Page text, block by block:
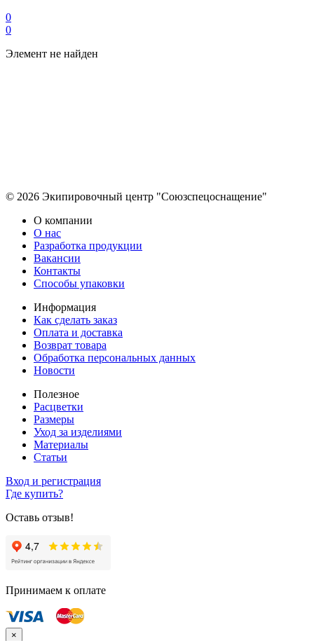
0
0
Элемент не найден
© 2026 Экипировочный центр "Союзспецоснащение"
О компании
О нас
Разработка продукции
Вакансии
Контакты
Способы упаковки
Информация
Как сделать заказ
Оплата и доставка
Возврат товара
Обработка персональных данных
Новости
Полезное
Расцветки
Размеры
Уход за изделиями
Материалы
Статьи
Вход и регистрация
Где купить?
Оставь отзыв!
Принимаем к оплате
×